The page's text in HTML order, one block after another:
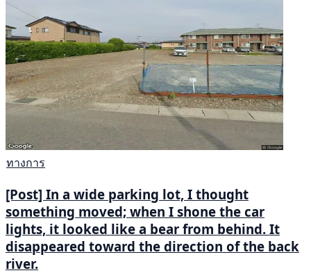
ทางการ
[Post] In a wide parking lot, I thought
something moved; when I shone the car
lights, it looked like a bear from behind. It
disappeared toward the direction of the back
river.